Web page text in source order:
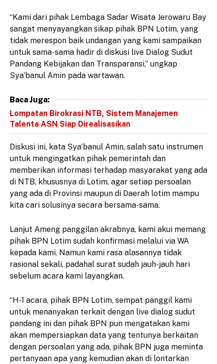
“Kami dari pihak Lembaga Sadar Wisata Jerowaru Bay
sangat menyayangkan sikap pihak BPN Lotim, yang
tidak merespon baik undangan yang kami sampaikan
untuk sama-sama hadir di diskusi live Dialog Sudut
Pandang Kebijakan dan Transparansi,” ungkap
Sya’banul Amin pada wartawan.
Baca Juga:
Lompatan Birokrasi NTB, Sistem Manajemen
Talenta ASN Siap Direalisasikan
Diskusi ini, kata Sya’banul Amin, salah satu instrumen
untuk mengingatkan pihak pemerintah dan
memberikan informasi terhadap masyarakat yang ada
di NTB, khususnya di Lotim, agar setiap persoalan
yang ada di Provinsi maupun di Daerah lotim mampu
kita cari solusinya secara bersama-sama.
Lanjut Ameng panggilan akrabnya, kami akui memang
pihak BPN Lotim sudah konfirmasi melalui via WA
kepada kami. Namun kami rasa alasannya tidak
rasional sekali, padahal surat sudah jauh-jauh hari
sebelum acara kami layangkan.
“H-1 acara, pihak BPN Lotim, sempat panggil kami
untuk menanyakan terkait dengan live dialog sudut
pandang ini dan pihak BPN pun mengatakan kami
akan mempersiapkan data yang tentunya berkaitan
dengan persoalan yang ada, pihak BPN juga meminta
pertanyaan apa yang kemudian akan di lontarkan